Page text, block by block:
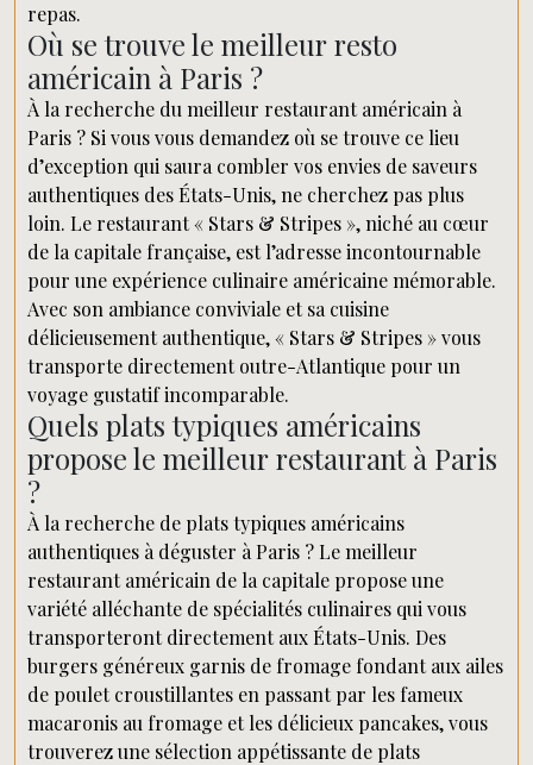
repas.
Où se trouve le meilleur resto
américain à Paris ?
À la recherche du meilleur restaurant américain à
Paris ? Si vous vous demandez où se trouve ce lieu
d’exception qui saura combler vos envies de saveurs
authentiques des États-Unis, ne cherchez pas plus
loin. Le restaurant « Stars & Stripes », niché au cœur
de la capitale française, est l’adresse incontournable
pour une expérience culinaire américaine mémorable.
Avec son ambiance conviviale et sa cuisine
délicieusement authentique, « Stars & Stripes » vous
transporte directement outre-Atlantique pour un
voyage gustatif incomparable.
Quels plats typiques américains
propose le meilleur restaurant à Paris
?
À la recherche de plats typiques américains
authentiques à déguster à Paris ? Le meilleur
restaurant américain de la capitale propose une
variété alléchante de spécialités culinaires qui vous
transporteront directement aux États-Unis. Des
burgers généreux garnis de fromage fondant aux ailes
de poulet croustillantes en passant par les fameux
macaronis au fromage et les délicieux pancakes, vous
trouverez une sélection appétissante de plats